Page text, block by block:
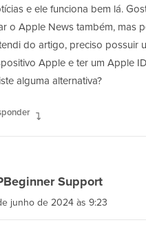
e ele funciona bem lá.
o Apple News também, mas
do artigo, preciso possuir
Apple e ter um Apple
alguma alternativa?
Support
junho de 2024 às 9:23